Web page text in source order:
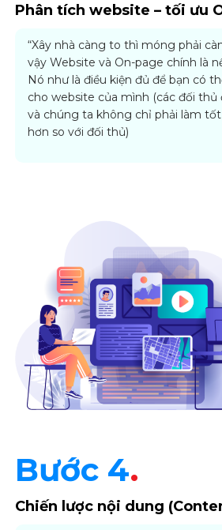
Phân tích website – tối ưu
“Xây nhà càng to thì móng phải
vậy Website và On-page chính là
Nó như là điều kiện đủ để bạn có
cho website của mình (các đối
và chúng ta không chỉ phải làm
hơn so với đối thủ)
Bước 4.
Chiến lược nội dung